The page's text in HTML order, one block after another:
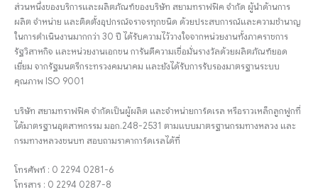
ส่วนหนึ่งของบริการและผลิตภัณฑ์ของบริษัท สยามทราฟฟิค จำกัด ผู้นำด้านการ
ผลิต จำหน่าย และติดตั้งอุปกรณ์จราจรทุกชนิด ด้วยประสบการณ์และความชำนาญ
ในการดำเนินงานมากกว่า 30 ปี ได้รับความไว้วางใจจากหน่วยงานทั้งภาคราชการ
รัฐวิสาหกิจ และหน่วยงานเอกชน การันตีความเชื่อมั่นรางวัลด้วยผลิตภัณฑ์ยอด
เยี่ยม จากรัฐมนตรีกระทรวงคมนาคม และยังได้รับการรับรองมาตรฐานระบบ
คุณภาพ ISO 9001
บริษัท สยามทราฟฟิค จำกัดเป็นผู้ผลิต และจำหน่ายการ์ดเรล หรือราวเหล็กลูกฟูกที่
ได้มาตรฐานอุตสาหกรรม มอก.248-2531 ตามแบบมาตรฐานกรมทางหลวง และ
กรมทางหลวงชนบท สอบถามราคาการ์ดเรลได้ที่
โทรศัพท์ : 0 2294 0281-6
โทรสาร : 0 2294 0287-8